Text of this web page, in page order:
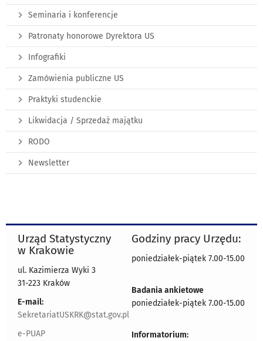
Seminaria i konferencje
Patronaty honorowe Dyrektora US
Infografiki
Zamówienia publiczne US
Praktyki studenckie
Likwidacja / Sprzedaż majątku
RODO
Newsletter
Urząd Statystyczny
w Krakowie
ul. Kazimierza Wyki 3
31-223 Kraków
E-mail:
SekretariatUSKRK@stat.gov.pl
e-PUAP
Godziny pracy Urzędu:
poniedziałek-piątek 7.00-15.00
Badania ankietowe
poniedziałek-piątek 7.00-15.00
Informatorium: